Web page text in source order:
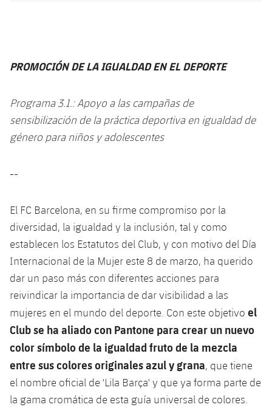
SUB11 A
SUB10 A
SUB9 B
SUB8 A
SUB8 B
SUB11 C
Resultados
Clasificación
Jugadores
Palmarés
Cadete A
Cadete B
Infantil A
Calendario
Entradas
Jugadores
Fotos
Historia
Palmarés
Actualidad
Calendario
Clasificaciones
Jugadores
Fotos
Base
plusicon
más
Cadete A
Cadete B
Infantil B
Actualidad
Calendario
Entradas
Resultados
Clasificaciones
Jugadors
Fotos
Barça Atlètic
plusicon
más
Actualidad
Calendario
Resultados
Clasificaciones
Base
plusicon
más
Actualidad
Juvenil
Cadete
Infantil
Alevín
Campus Verano
PLUSICON
MÁS
Primer equipo
plusicon
más
Actualidad
Barça Atlètic
plusicon
más
PROMOCIÓN DE LA IGUALDAD EN EL DEPORTE
Programa 3.1.: Apoyo a las campañas de
sensibilización de la práctica deportiva en igualdad de
género para niños y adolescentes
--
El FC Barcelona, ​​en su firme compromiso por la
diversidad, la igualdad y la inclusión, tal y como
establecen los Estatutos del Club, y con motivo del Día
Internacional de la Mujer este 8 de marzo, ha querido
dar un paso más con diferentes acciones para
reivindicar la importancia de dar visibilidad a las
mujeres en el mundo del deporte. Con este objetivo el
Club se ha aliado con Pantone para crear un nuevo
color símbolo de la igualdad fruto de la mezcla
entre sus colores originales azul y grana, que tiene
el nombre oficial de 'Lila Barça' y que ya forma parte de
la gama cromática de esta guía universal de colores.